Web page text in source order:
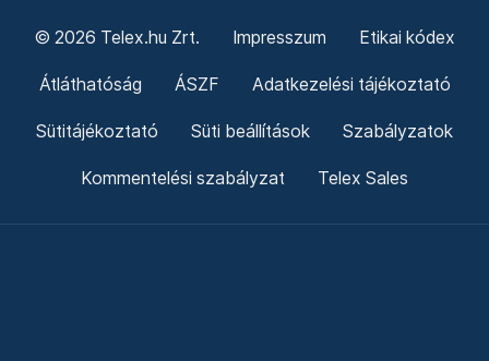
© 2026 Telex.hu Zrt. Impresszum Etikai kódex
Átláthatóság ÁSZF Adatkezelési tájékoztató
Sütitájékoztató Süti beállítások Szabályzatok
Kommentelési szabályzat Telex Sales